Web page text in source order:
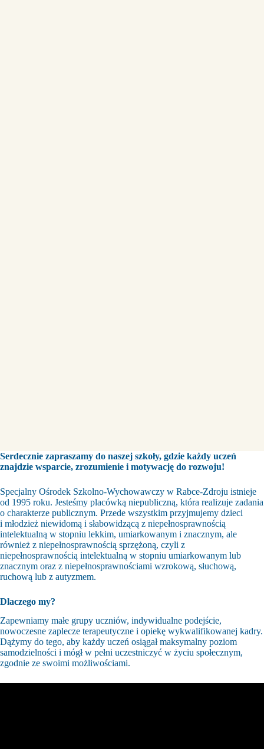
Serdecznie zapraszamy do naszej szkoły, gdzie każdy uczeń
znajdzie wsparcie, zrozumienie i motywację do rozwoju!
Specjalny Ośrodek Szkolno-Wychowawczy w Rabce-Zdroju istnieje
od 1995 roku. Jesteśmy placówką niepubliczną, która realizuje zadania
o charakterze publicznym. Przede wszystkim przyjmujemy dzieci
i młodzież niewidomą i słabowidzącą z niepełnosprawnością
intelektualną w stopniu lekkim, umiarkowanym i znacznym, ale
również z niepełnosprawnością sprzężoną, czyli z
niepełnosprawnością intelektualną w stopniu umiarkowanym lub
znacznym oraz z niepełnosprawnościami wzrokową, słuchową,
ruchową lub z autyzmem.
Dlaczego my?
Zapewniamy małe grupy uczniów, indywidualne podejście,
nowoczesne zaplecze terapeutyczne i opiekę wykwalifikowanej kadry.
Dążymy do tego, aby każdy uczeń osiągał maksymalny poziom
samodzielności i mógł w pełni uczestniczyć w życiu społecznym,
zgodnie ze swoimi możliwościami.